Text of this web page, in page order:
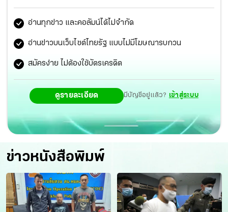
อ่านทุกข่าว และคอลัมน์ได้ไม่จำกัด
อ่านข่าวบนเว็บไซต์ไทยรัฐ แบบไม่มีโฆษณารบกวน
สมัครง่าย ไม่ต้องใช้บัตรเครดิต
ดูรายละเอียด มีบัญชีอยู่แล้ว? เข้าสู่ระบบ
ข่าวหนังสือพิมพ์